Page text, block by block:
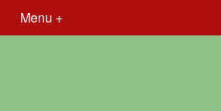
Menu +